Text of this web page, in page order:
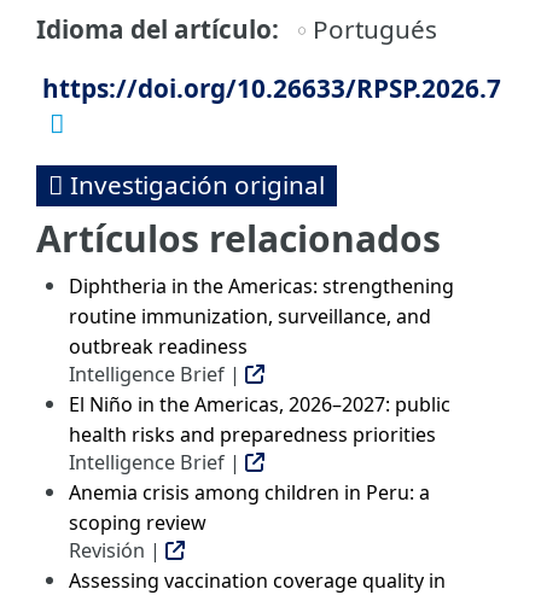
Idioma del artículo
Portugués
https://doi.org/10.26633/RPSP.2026.7
Investigación original
Artículos relacionados
Diphtheria in the Americas: strengthening
routine immunization, surveillance, and
outbreak readiness
Intelligence Brief |
El Niño in the Americas, 2026–2027: public
health risks and preparedness priorities
Intelligence Brief |
Anemia crisis among children in Peru: a
scoping review
Revisión |
Assessing vaccination coverage quality in